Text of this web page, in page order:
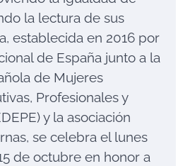
la lectura de sus
establecida en 2016 por
de España junto a la
de Mujeres
Profesionales y
y la asociación
se celebra el lunes
de octubre en honor a